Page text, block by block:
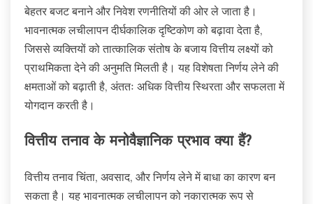
बेहतर बजट बनाने और निवेश रणनीतियों की ओर ले जाता है।
भावनात्मक लचीलापन दीर्घकालिक दृष्टिकोण को बढ़ावा देता है,
जिससे व्यक्तियों को तात्कालिक संतोष के बजाय वित्तीय लक्ष्यों को
प्राथमिकता देने की अनुमति मिलती है। यह विशेषता निर्णय लेने की
क्षमताओं को बढ़ाती है, अंततः अधिक वित्तीय स्थिरता और सफलता में
योगदान करती है।
वित्तीय तनाव के मनोवैज्ञानिक प्रभाव क्या हैं?
वित्तीय तनाव चिंता, अवसाद, और निर्णय लेने में बाधा का कारण बन
सकता है। यह भावनात्मक लचीलापन को नकारात्मक रूप से